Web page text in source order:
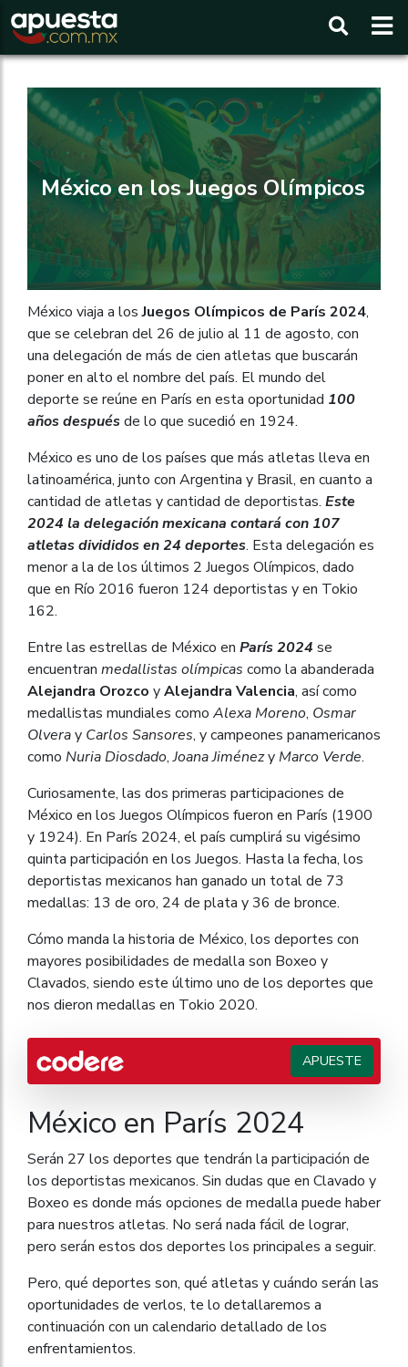
Buscar
México en los Juegos Olímpicos
México viaja a losJuegos Olímpicos de París 2024,
que se celebran del 26 de julio al 11 de agosto, con
una delegación de más de cien atletas que buscarán
poner en alto el nombre del país. El mundo del
deporte se reúne en París en esta oportunidad 100
años despuésde lo que sucedió en 1924.
México es uno de los países que más atletas lleva en
latinoamérica, junto con Argentina y Brasil, en cuanto a
cantidad de atletas y cantidad de deportistas. Este
2024 la delegación mexicana contará con 107
atletas divididos en 24 deportes. Esta delegación es
menor a la de los últimos 2 Juegos Olímpicos, dado
que en Río 2016 fueron 124 deportistas y en Tokio
162.
Entre las estrellas de México en París 2024 se
encuentran medallistas olímpicas como la abanderada
Alejandra Orozco yAlejandra Valencia, así como
medallistas mundiales como Alexa Moreno, Osmar
Olveray Carlos Sansores, y campeones panamericanos
como Nuria Diosdado,Joana JiménezyMarco Verde.
Curiosamente, las dos primeras participaciones de
México en los Juegos Olímpicos fueron en París (1900
y 1924). En París 2024, el país cumplirá su vigésimo
quinta participación en los Juegos. Hasta la fecha, los
deportistas mexicanos han ganado un total de 73
medallas: 13 de oro, 24 de plata y 36 de bronce.
Cómo manda la historia de México, los deportes con
mayores posibilidades de medalla son Boxeo y
Clavados, siendo este último uno de los deportes que
nos dieron medallas en Tokio 2020.
APUESTE
México en París 2024
Serán 27 los deportes que tendrán la participación de
los deportistas mexicanos. Sin dudas que en Clavado y
Boxeo es donde más opciones de medalla puede haber
para nuestros atletas. No será nada fácil de lograr,
pero serán estos dos deportes los principales a seguir.
Pero, qué deportes son, qué atletas y cuándo serán las
oportunidades de verlos, te lo detallaremos a
continuación con un calendario detallado de los
enfrentamientos.